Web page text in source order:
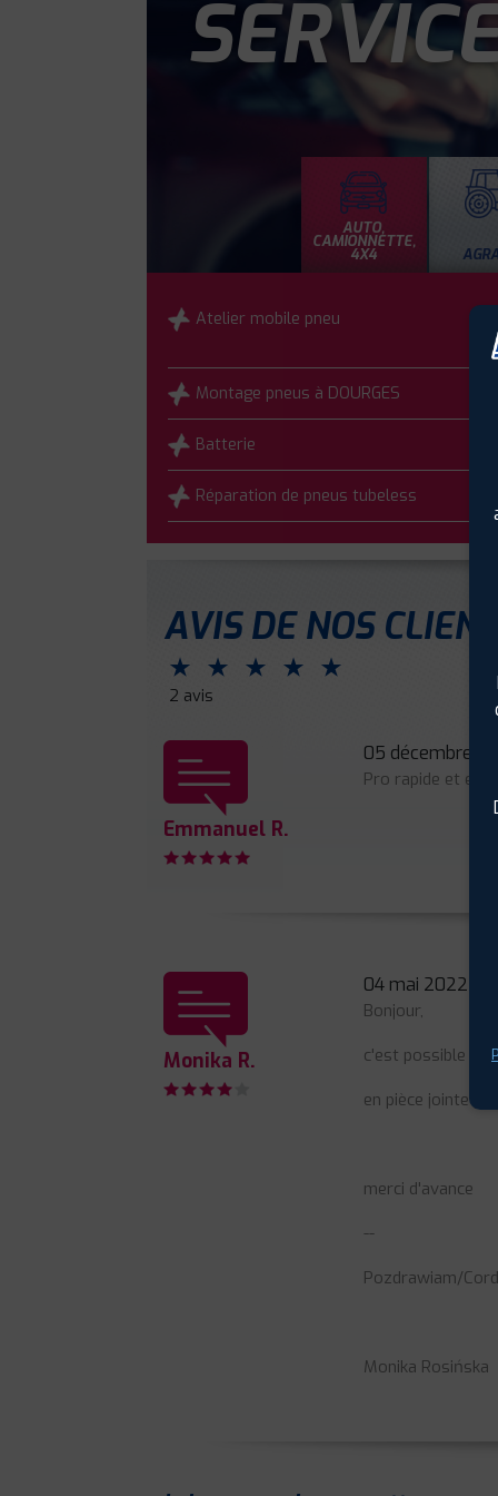
AUTO,
CAMIONNETTE,
4X4
Atelier mobile pneu
Montage pneus à DOURGES
Batterie
Réparation de pneus tubeless
AVIS DE NOS
⋆ ⋆ ⋆ ⋆ ⋆
2 avis
Emmanuel R.
05 décembre
Pro rapide et
Monika R.
04 mai 2022
Bonjour,
c'est possible de
en pièce jointe
merci d'avance
--
Pozdrawiam/
Monika Rosińska